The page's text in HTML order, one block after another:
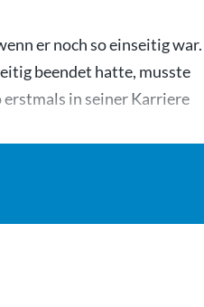
er noch so einseitig war.
beendet hatte, musste
erstmals in seiner Karriere